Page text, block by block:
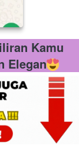
Kamu
Elegan